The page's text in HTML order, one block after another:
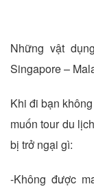
Những vật
Singapore –
Khi đi bạn
muốn tour du
bị trở ngại gì:
-Không được